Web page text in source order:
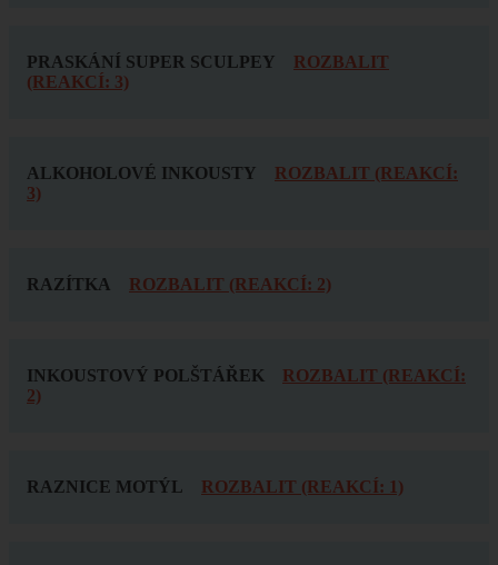
PRASKÁNÍ SUPER SCULPEY
ROZBALIT
(REAKCÍ: 3)
ALKOHOLOVÉ INKOUSTY
ROZBALIT (REAKCÍ:
3)
RAZÍTKA ROZBALIT (REAKCÍ: 2)
INKOUSTOVÝ POLŠTÁŘEK
ROZBALIT (REAKCÍ:
2)
RAZNICE MOTÝL ROZBALIT (REAKCÍ: 1)